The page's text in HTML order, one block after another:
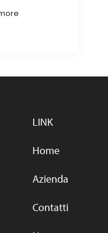
LINK
Home
Azienda
Contatti